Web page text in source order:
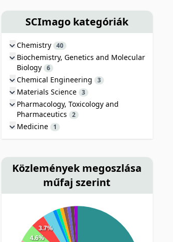
SCImago kategóriák
Chemistry 40
Biochemistry, Genetics and Molecular
Biology 6
Chemical Engineering 3
Materials Science 3
Pharmacology, Toxicology and
Pharmaceutics
2
Medicine 1
Közlemények megoszlása
műfaj szerint
4.6%
3.7%